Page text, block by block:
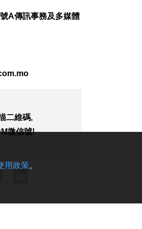
243
0
牙休達非法移民
288
0
A傳訊事務及多媒體
二維碼,
微信號!
用政策。